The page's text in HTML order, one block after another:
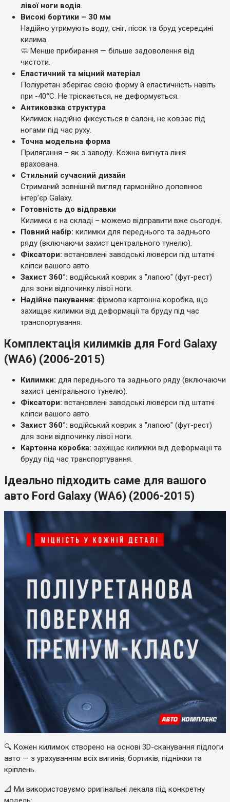
лівої ноги водія.
Високі бортики – 30 мм
Надійно утримують воду, сніг, пісок та бруд усередині
килима.
🧼 Менше прибирання — більше задоволення від
чистоти.
Еластичний та міцний матеріал
Поліуретан зберігає свою форму й еластичність навіть
при -40°C. Не тріскається, не деформується.
Антиковзка структура
Килимок надійно фіксується в салоні, не ковзає під
ногами під час руху.
Точна модельна форма
Прилягання – як з заводу. Кожна вигнута лінія
врахована.
Стильний сучасний дизайн
Стриманий зовнішній вигляд гармонійно доповнює
інтер’єр Galaxy.
Готовність до відправки
Килимки є на складі – можемо відправити вже сьогодні.
Повний набір: килимки для переднього та заднього
ряду (включаючи захист центрального тунелю).
Фіксатори: встановлені заводські люверси під штатні
кліпси вашого авто.
Захист 360°: водійський коврик з "лапою" (фут-рест)
для зони відпочинку лівої ноги.
Надійне пакування: фірмова картонна коробка, що
захищає килимки від деформації та бруду під час
транспортування.
Комплектація килимків для Ford Galaxy
(WA6) (2006-2015)
Килимки: для переднього та заднього ряду (включаючи
захист центрального тунелю).
Фіксатори: встановлені заводські люверси під штатні
кліпси вашого авто.
Захист 360°: водійський коврик з "лапою" (фут-рест)
для зони відпочинку лівої ноги.
Картонна коробка: захищає килимки від деформації та
бруду під час транспортування.
Ідеально підходить саме для вашого
авто Ford Galaxy (WA6) (2006-2015)
🔍 Кожен килимок створено на основі 3D-сканування підлоги
авто — з урахуванням всіх вигинів, бортиків, підніжки та
кріплень.
📐 Ми використовуємо оригінальні лекала під конкретну